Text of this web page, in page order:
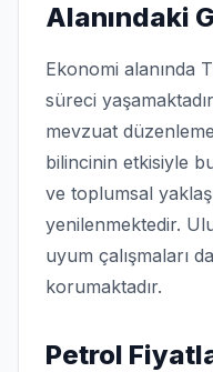
Alanındaki
Ekonomi alanında
süreci
mevzuat
bilincinin etkisiyle
ve toplumsal
yenilenmektedir.
uyum çalışmaları
korumaktadır.
Petrol